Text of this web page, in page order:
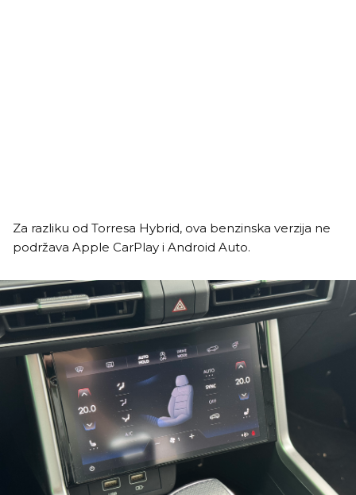
Za razliku od Torresa Hybrid, ova benzinska verzija ne
podržava Apple CarPlay i Android Auto.